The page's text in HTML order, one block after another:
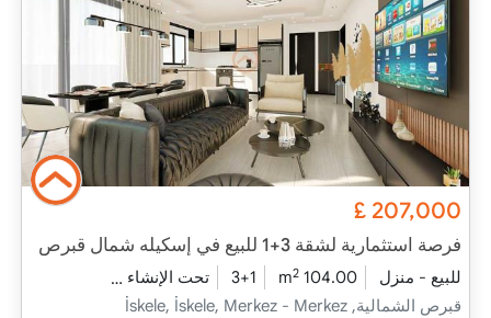
207,000
£
فرصة استثمارية لشقة 3+1 للبيع في إسكيله شمال قبرص
للبيع - منزل 104.00 m
2
3+1 تحت الإنشاء
قبرص الشمالية, İskele, İskele, Merkez - Merkez